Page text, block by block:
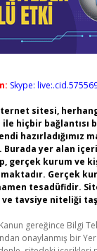
Skype:
sitesi,
hiçbir bağlantısı
hazırladığımız
Burada yer alan
gerçek kurum ve
Gerçek
tesadüfidir.
tavsiye niteliği
Kanun gereğince Bilgi
onaylanmış bir